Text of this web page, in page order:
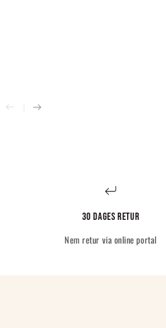
30 dages retur
Nem retur via online portal